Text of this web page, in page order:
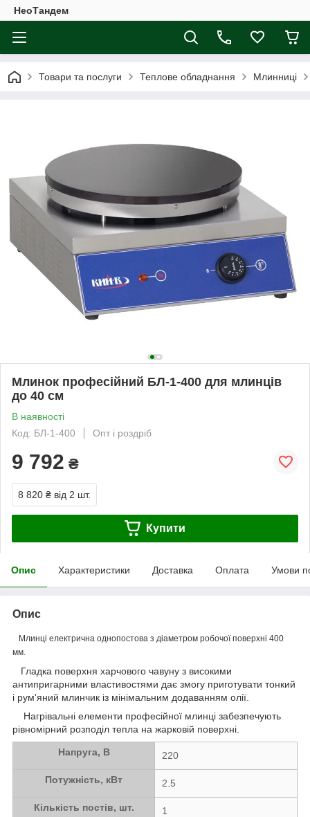
НеоТандем
Товари та послуги Теплове обладнання Млинниці
Млинок професійний БЛ-1-400 для млинців
до 40 см
В наявності
Код: БЛ-1-400
Опт і роздріб
9 792 ₴
8 820 ₴ від 2 шт.
Купити
Опис Характеристики Доставка Оплата Умови
Опис
Млинці електрична однопостова з діаметром робочої поверхні 400
мм.
Гладка поверхня харчового чавуну з високими
антипригарними властивостями дає змогу приготувати тонкий
і рум'яний млинчик із мінімальним додаванням олії.
Нагрівальні елементи професійної млинці забезпечують
рівномірний розподіл тепла на жарковій поверхні.
Напруга, В 220
Потужність, кВт 2.5
Кількість постів, шт. 1